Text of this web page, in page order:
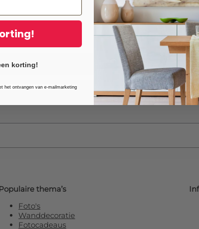
kleurecht geprint, zodat
Eenmuurstickers 20x25
verzendkosten. Een
transformeren tot echte
onze nieuwsbrief en ontvang
Populaire thema’s
Foto's
Wanddecoratie
Fotocadeaus
korting!
het ontvangen van e-mailmarketing